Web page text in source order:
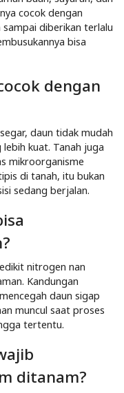
tadi dengan tanah
Pastikan tanahnya
bisa keluar masuk,
hama. Dengan
oleh tanaman.
busuk
tapi sebenarnya
buat tanaman.
bisa jadi pupuk alami
benar.
untuk
sensitif terhadap
lembap lebih baik
buah, sayuran, dan
cocok dengan
diberikan terlalu
bisa